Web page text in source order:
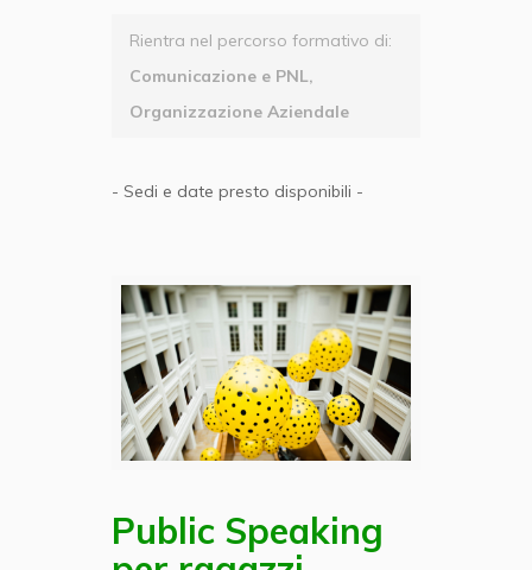
Rientra nel percorso formativo di:
Comunicazione e PNL,
Organizzazione Aziendale
- Sedi e date presto disponibili -
Public Speaking per ragazzi
Public Speaking